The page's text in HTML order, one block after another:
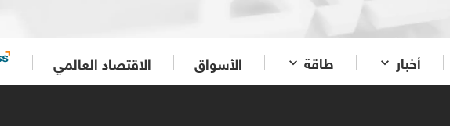
أخبار طاقة الأسواق الاقتصاد العالمي